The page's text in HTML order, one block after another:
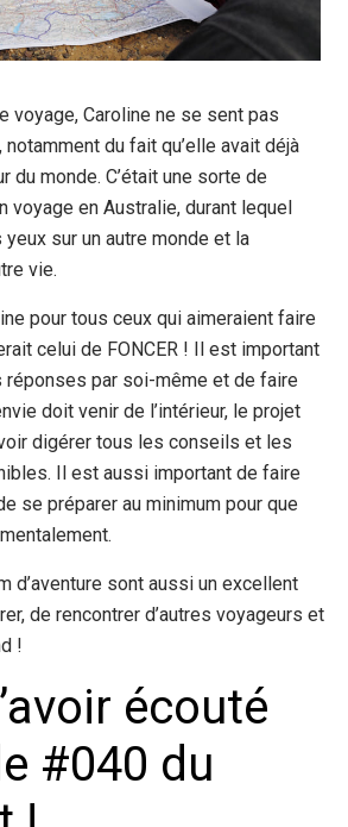
voyage, Caroline ne se sent pas
du fait qu’elle avait déjà
du monde. C’était une sorte de
voyage en Australie, durant lequel
sur un autre monde et la
vie.
pour tous ceux qui aimeraient faire
celui de FONCER ! Il est important
réponses par soi-même et de faire
doit venir de l’intérieur, le projet
digérer tous les conseils et les
Il est aussi important de faire
se préparer au minimum pour que
d’aventure sont aussi un excellent
de rencontrer d’autres voyageurs et
!
écouté
#040 du